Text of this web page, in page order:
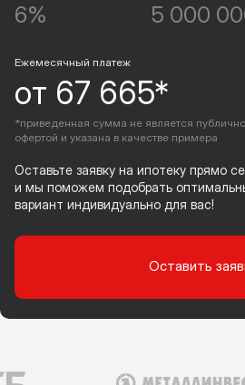
6% 5 000
Ежемесячный платеж
от 67 665*
*приведенная сумма не является
офертой и указана в качестве примера
Оставьте заявку на ипотеку прямо
и мы поможем подобрать
вариант индивидуально для вас!
Оставить